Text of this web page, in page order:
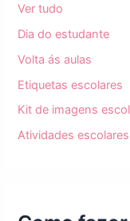
Ver tudo
Dia do estudante
Volta ás aulas
Etiquetas escolares
Kit de imagens
Atividades escolares